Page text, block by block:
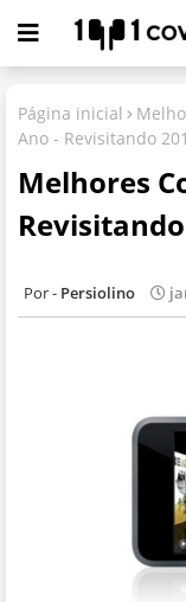
Página inicial
Ano - Revisitando
Melhores
Persiolino